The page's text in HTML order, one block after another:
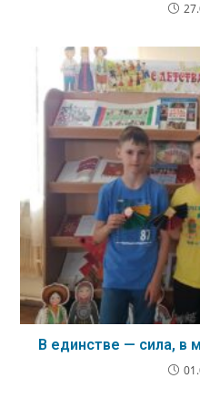
В единстве — сила, в